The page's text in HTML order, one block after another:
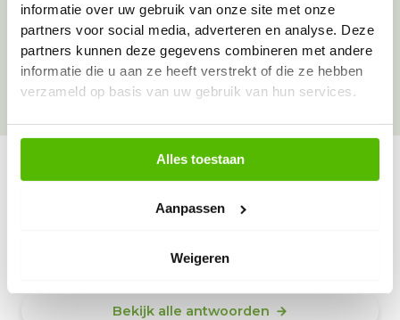
informatie over uw gebruik van onze site met onze
partners voor social media, adverteren en analyse. Deze
partners kunnen deze gegevens combineren met andere
informatie die u aan ze heeft verstrekt of die ze hebben
verzameld op basis van uw gebruik van hun services.
Alles toestaan
Aanpassen
Weigeren
Over onze goede doelen
Bekijk alle antwoorden